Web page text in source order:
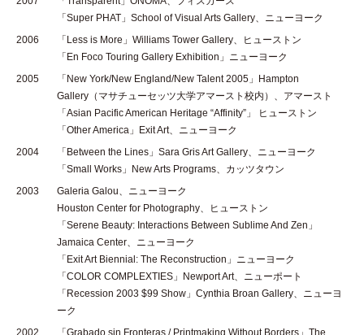
「Super PHAT」School of Visual Arts Gallery、ニューヨーク
2006
「Less is More」Williams Tower Gallery、ヒューストン
「En Foco Touring Gallery Exhibition」ニューヨーク
2005
「New York/New England/New Talent 2005」Hampton
Gallery（マサチューセッツ大学アマースト校内）、アマースト
「Asian Pacific American Heritage “Affinity”」 ヒューストン
「Other America」Exit Art、ニューヨーク
2004
「Between the Lines」Sara Gris Art Gallery、ニューヨーク
「Small Works」New Arts Programs、カッツタウン
2003
Galeria Galou、ニューヨーク
Houston Center for Photography、ヒューストン
「Serene Beauty: Interactions Between Sublime And Zen」
Jamaica Center、ニューヨーク
「Exit Art Biennial: The Reconstruction」ニューヨーク
「COLOR COMPLEXTIES」Newport Art、ニューポート
「Recession 2003 $99 Show」Cynthia Broan Gallery、ニューヨ
ーク
2002
「Grabado sin Fronteras / Printmaking Without Borders」The